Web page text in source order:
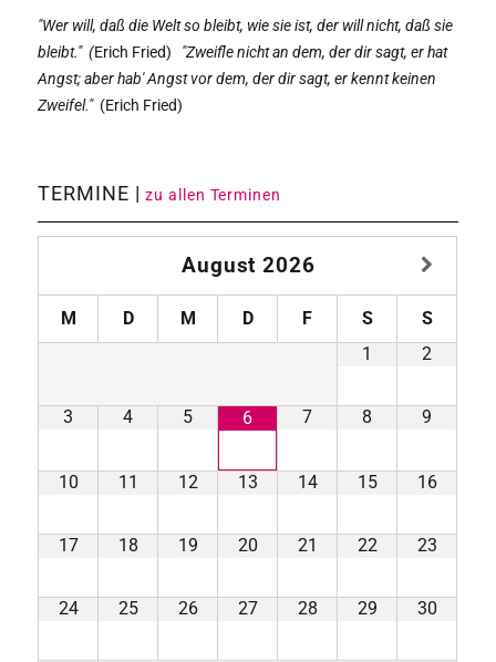
"Wer will, daß die Welt so bleibt, wie sie ist, der will nicht, daß sie
bleibt." (Erich Fried)
"Zweifle nicht an dem, der dir sagt, er hat
Angst; aber hab' Angst vor dem, der dir sagt, er kennt keinen
Zweifel."(Erich Fried)
TERMINE |zu allen Terminen
August 2026
M D M D F S
S
1
2
3 4 5 6 7 8 9
10 11 12 13 14 15 16
17 18 19 20 21 22 23
24 25 26 27 28 29 30